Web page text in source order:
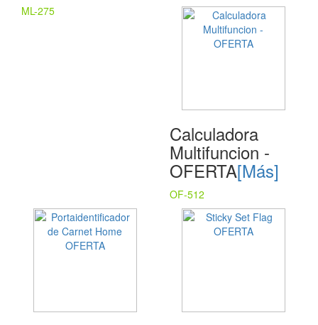
ML-275
Calculadora
Multifuncion -
OFERTA[Más]
OF-512